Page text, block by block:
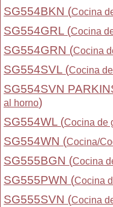
SG554BKN (Cocina
SG554GRL (Cocina
SG554GRN (Cocina
SG554SVL (Cocina
SG554SVN
al horno)
SG554WL (Cocina de
SG554WN (Cocina/
SG555BGN (Cocina
SG555PWN (Cocina
SG555SVN (Cocina